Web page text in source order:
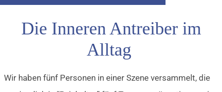
Die Inneren Antreiber im
Alltag
Wir haben fünf Personen in einer Szene versammelt, die